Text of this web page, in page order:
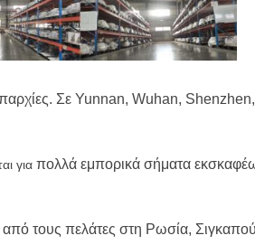
Σε Yunnan, Wuhan,
για πολλά εμπορικά σήματα
από τους πελάτες στη Ρωσία,